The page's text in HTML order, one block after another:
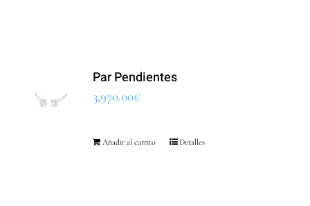
Par Pendientes
3,970.00€
Añadir al carrito Detalles